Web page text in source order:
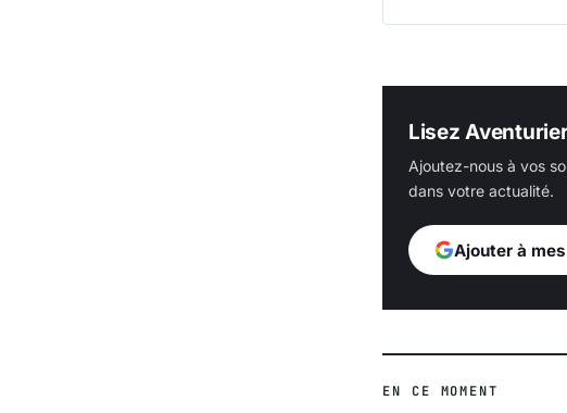
Lisez
Ajoutez-nous à vos
dans votre actualité.
Ajouter à
EN CE MOMENT